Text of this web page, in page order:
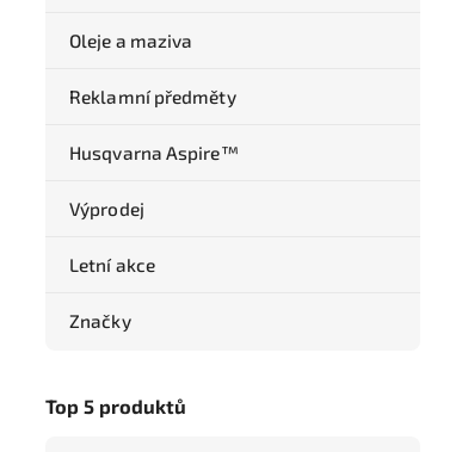
Oleje a maziva
Reklamní předměty
Husqvarna Aspire™
Výprodej
Letní akce
Značky
Top 5 produktů